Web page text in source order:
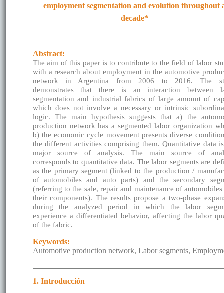
employment segmentation and evolution throughout
decade*
Abstract:
The aim of this paper is to contribute to the field of labor
with a research about employment in the automotive
network in Argentina from 2006 to 2016. The
demonstrates that there is an interaction between
segmentation and industrial fabrics of large amount of
which does not involve a necessary or intrinsic
logic. The main hypothesis suggests that a) the
production network has a segmented labor organization
b) the economic cycle movement presents diverse
the different activities comprising them. Quantitative data
major source of analysis. The main source of
corresponds to quantitative data. The labor segments are
as the primary segment (linked to the production /
of automobiles and auto parts) and the secondary
(referring to the sale, repair and maintenance of
their components). The results propose a two-phase
during the analyzed period in which the labor
experience a differentiated behavior, affecting the labor
of the fabric.
Keywords:
Automotive production network, Labor segments,
1. Introducción